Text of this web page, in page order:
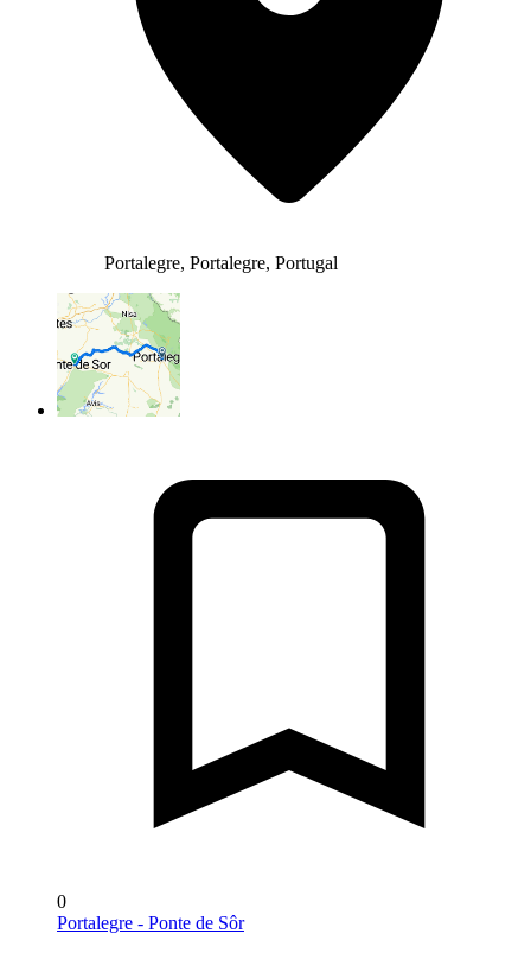
Portalegre, Portalegre, Portugal
0
Portalegre - Ponte de Sôr